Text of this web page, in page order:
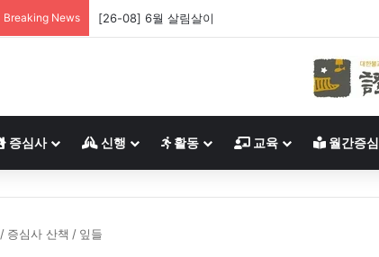
Breaking News [26-08] 6월 살림살이
증심사 신행 활동 교육 월간증심
/ 증심사 산책 / 잎들